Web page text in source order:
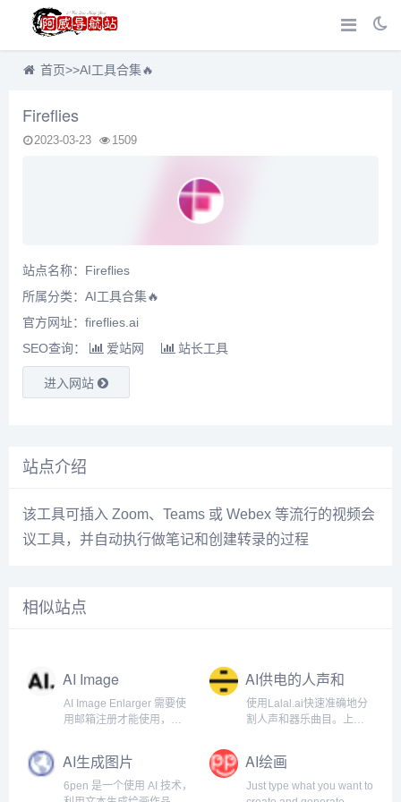
首页>>AI工具合集🔥
Fireflies
2023-03-23 1509
站点名称：Fireflies
所属分类： AI工具合集🔥
官方网址：fireflies.ai
SEO查询：
爱站网 站长工具
进入网站
站点介绍
该工具可插入 Zoom、Teams 或 Webex 等流行的视频会
议工具，并自动执行做笔记和创建转录的过程
相似站点
AI Image
Enlarger
AI Image Enlarger 需要使
用邮箱注册才能使用，注
额度。
AI供电的人声和
器乐曲目清除器
使用Lalal.ai快速准确地分
割人声和器乐曲目。上传
内接收高质量的提取曲
目。.
AI生成图片
6pen 是一个使用 AI 技术，
AI绘画
Just type what you want to